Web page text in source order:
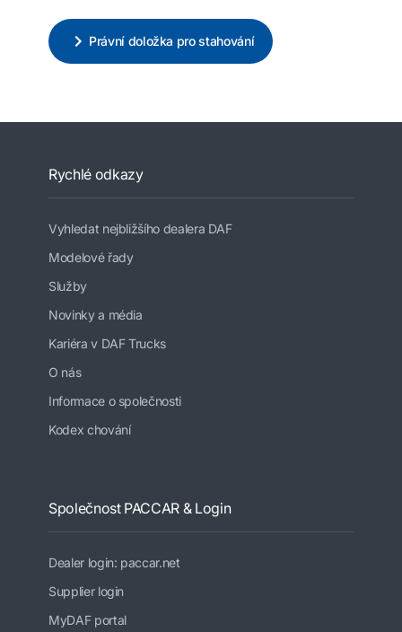
Právní doložka pro stahování
Rychlé odkazy
Vyhledat nejbližšího dealera DAF
Modelové řady
Služby
Novinky a média
Kariéra v DAF Trucks
O nás
Informace o společnosti
Kodex chování
Společnost PACCAR & Login
Dealer login: paccar.net
Supplier login
MyDAF portal